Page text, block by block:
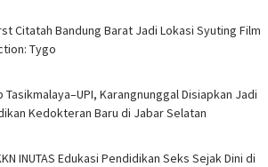
Citatah Bandung Barat Jadi Lokasi Syuting Film
Tygo
Tasikmalaya–UPI, Karangnunggal Disiapkan Jadi
Kedokteran Baru di Jabar Selatan
INUTAS Edukasi Pendidikan Seks Sejak Dini di